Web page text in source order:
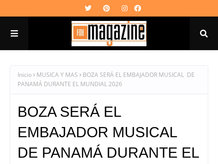
Inicio MUSICA Y MAS
BOZA SERÁ EL EMBAJADOR MUSICAL DE
PANAMÁ DURANTE EL MUNDIAL 2026
BOZA SERÁ EL
EMBAJADOR MUSICAL
DE PANAMÁ DURANTE EL